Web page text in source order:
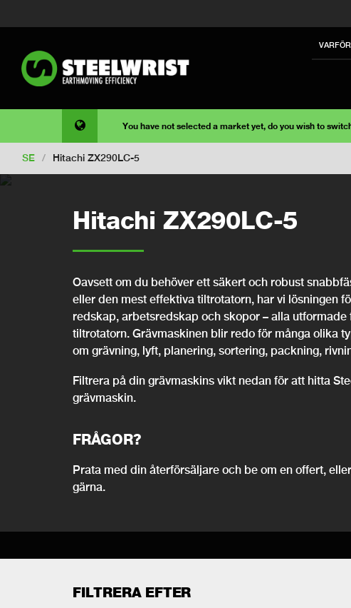
You have not selected a market yet, do you wish to
SE / Hitachi ZX290LC-5
Hitachi ZX290LC-5
Oavsett om du behöver ett säkert och robust
eller den mest effektiva tiltrotatorn, har vi lösningen
redskap, arbetsredskap och skopor – alla
tiltrotatorn. Grävmaskinen blir redo för många olika
om grävning, lyft, planering, sortering, packning,
Filtrera på din grävmaskins vikt nedan för att hitta
grävmaskin.
FRÅGOR?
Prata med din återförsäljare och be om en offert,
gärna.
FILTRERA EFTER